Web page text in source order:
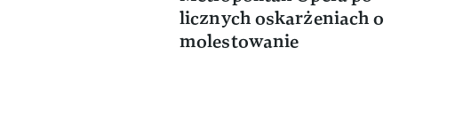
licznych oskarżeniach o
molestowanie